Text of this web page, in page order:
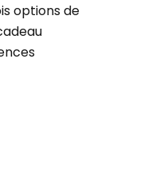
options de